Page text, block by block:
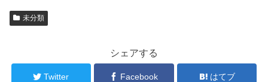
未分類
シェアする
Twitter Facebook はてブ